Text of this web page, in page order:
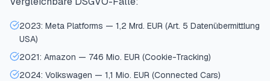
2023: Meta Platforms — 1,2 Mrd. EUR (Art. 5 Datenübermittlung
USA)
2021: Amazon — 746 Mio. EUR (Cookie-Tracking)
2024: Volkswagen — 1,1 Mio. EUR (Connected Cars)